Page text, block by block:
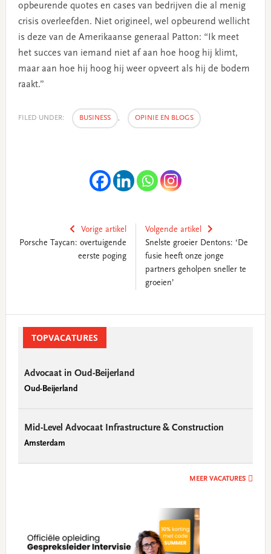
opbeurende quotes en cases van bedrijven die al menig
crisis overleefden. Niet origineel, wel opbeurend wellicht
is deze van de Amerikaanse generaal Patton: “Ik meet
het succes van iemand niet af aan hoe hoog hij klimt,
maar aan hoe hij hoog hij weer opveert als hij de bodem
raakt.”
FILED UNDER: BUSINESS , OPINIE EN BLOGS
Vorige artikel
Porsche Taycan: overtuigende
eerste poging
Volgende artikel
Snelste groeier Dentons: ‘De
fusie heeft onze jonge
partners geholpen sneller te
groeien’
SidebarTOPVACATURES
Advocaat in Oud-Beijerland
Oud-Beijerland
Mid-Level Advocaat Infrastructure & Construction
Amsterdam
MEER VACATURES